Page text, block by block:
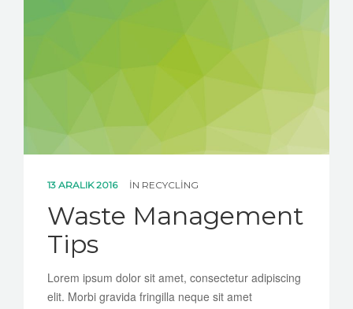
13 ARALIK 2016 IN RECYCLING
Waste Management
Tips
Lorem ipsum dolor sit amet, consectetur adipiscing
elit. Morbi gravida fringilla neque sit amet